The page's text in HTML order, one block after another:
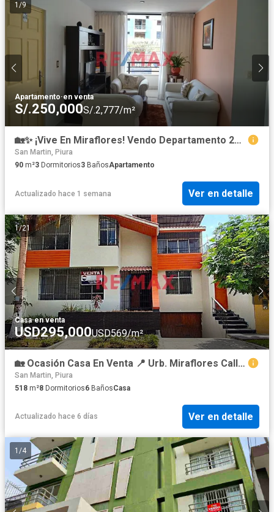
1 /9
Apartamento·en venta
S/.250,000S/.2,777/m²
🏡✨ ¡Vive En Miraflores! Vendo Departamento 2Do Piso Con Balcón – En Av. Principal✨
San Martin, Piura
90 m²3 Dormitorios3 BañosApartamento
Actualizado hace 1 semana Ver en detalle
1/21
Casa·en venta
USD295,000USD569/m²
🏡 Ocasión Casa En Venta 📍 Urb. Miraflores Calle Los Almendros Num 149 📏 A.T 336 M2 (12 X 28) 📏 A.C 518
San Martin, Piura
518 m²8 Dormitorios6 BañosCasa
Actualizado hace 6 días Ver en detalle
1 /4